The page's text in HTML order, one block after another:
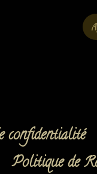
confidentialité
Politique de